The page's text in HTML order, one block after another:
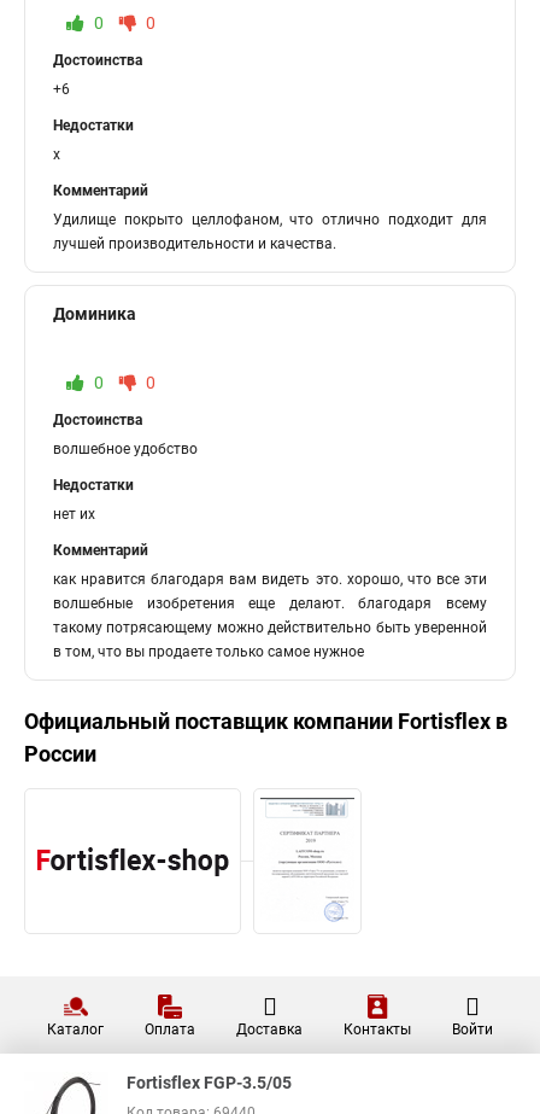
0 0
Достоинства
+6
Недостатки
x
Комментарий
Удилище покрыто целлофаном, что отлично подходит для
лучшей производительности и качества.
Доминика
0 0
Достоинства
волшебное удобство
Недостатки
нет их
Комментарий
как нравится благодаря вам видеть это. хорошо, что все эти
волшебные изобретения еще делают. благодаря всему
такому потрясающему можно действительно быть уверенной
в том, что вы продаете только самое нужное
Официальный поставщик компании Fortisflex в
России
Каталог Оплата Доставка Контакты Войти
Fortisflex FGP-3.5/05